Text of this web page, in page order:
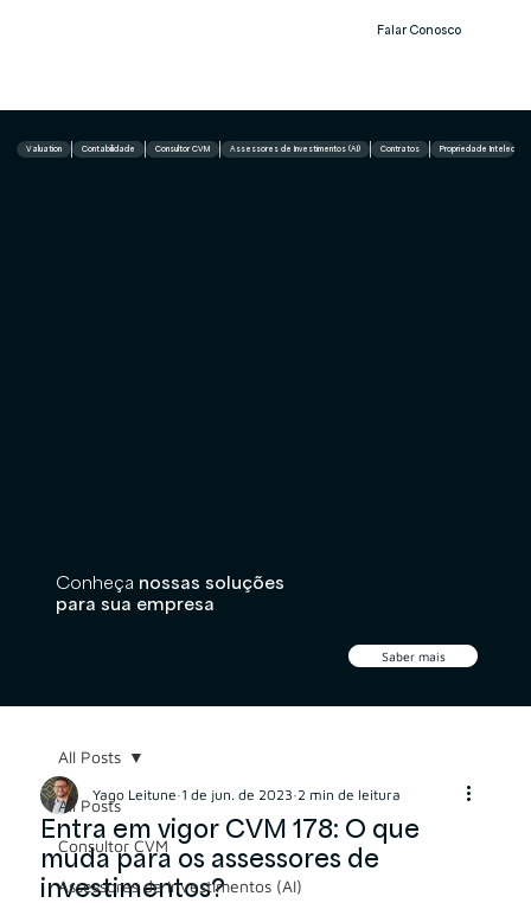
Falar Conosco
Conheça nossas soluções
para sua empresa
Saber mais
Valuation Contabilidade Consultor CVM Assessores de Investimentos (AI) Contratos Propriedade Intelectual
All Posts
Consultor CVM
Assessores de Investimentos (AI)
All Posts
Entra em vigor CVM 178: O que
muda para os assessores de
investimentos?
Yago Leitune 1 de jun. de 2023 2 min de leitura